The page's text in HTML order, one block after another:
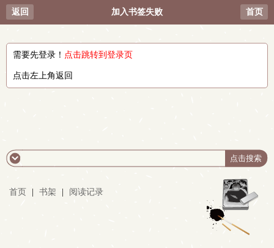
返回 加入书签失败 首页
需要先登录！ 点击跳转到登录页
点击左上角返回
首页 书架 阅读记录